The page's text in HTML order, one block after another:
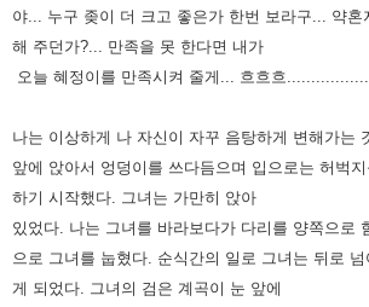
야... 누구 좆이 더 크고 좋은가 한번 보라구... 약혼
해 주던가?... 만족을 못 한다면 내가
오늘 혜정이를 만족시켜 줄게... 흐흐흐
나는 이상하게 나 자신이 자꾸 음탕하게 변해가는
앞에 앉아서 엉덩이를 쓰다듬으며 입으로는 허벅
하기 시작했다.
그녀는 가만히 앉아
있었다. 나는 그녀를 바라보다가 다리를 양쪽으로
으로 그녀를 눕혔다. 순식간의 일로 그녀는 뒤로
게 되었다. 그녀의 검은 계곡이 눈 앞에